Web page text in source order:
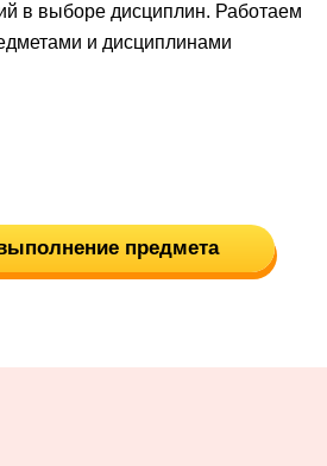
в выборе дисциплин. Работаем
и дисциплинами
предмета